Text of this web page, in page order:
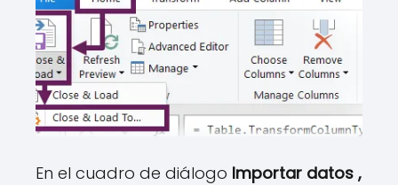
En el cuadro de diálogo Importar datos ,